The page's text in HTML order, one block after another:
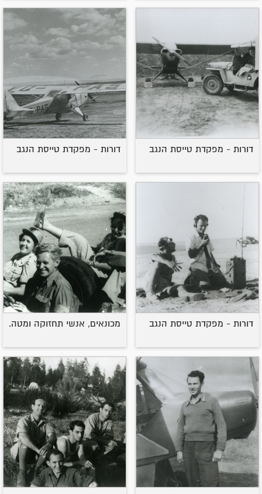
דורות - מפקדת טייסת הנגב דורות - מפקדת טייסת הנגב
דורות - מפקדת טייסת הנגב מכונאים, אנשי תחזוקה ומטה.